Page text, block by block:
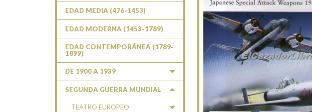
EDAD MEDIA (476-1453)
EDAD MODERNA (1453-1789)
EDAD CONTEMPORÁNEA (1789-
1899)
DE 1900 A 1939
SEGUNDA GUERRA MUNDIAL
TEATRO EUROPEO